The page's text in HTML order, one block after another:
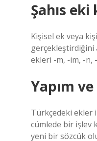
Şahıs
Kişisel ek veya
gerçekleştirdiğini
ekleri -m, -im, -n,
Yapım
Türkçedeki ekler
cümlede bir işlev
yeni bir sözcük